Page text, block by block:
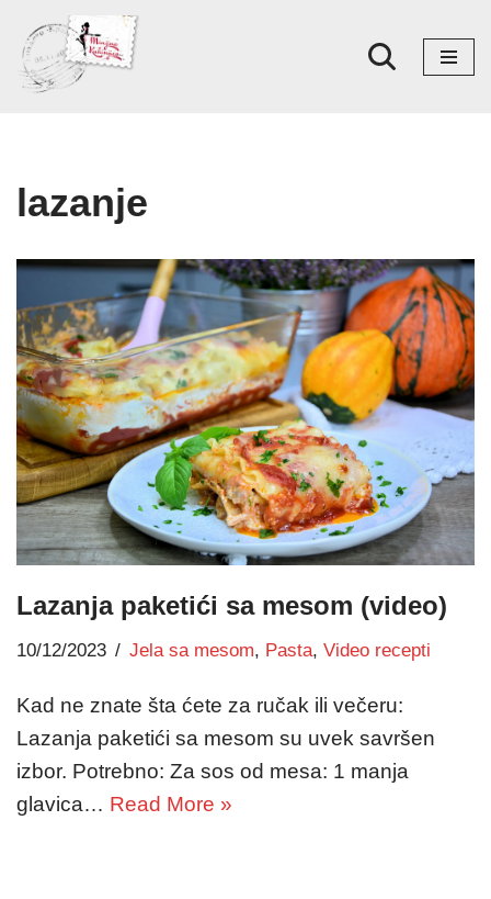
Skoči
na
lazanje
Lazanja paketići sa mesom (video)
10/12/2023 Jela sa mesom, Pasta, Video recepti
Kad ne znate šta ćete za ručak ili večeru:
Lazanja paketići sa mesom su uvek savršen
izbor. Potrebno: Za sos od mesa: 1 manja
glavica… Read More »